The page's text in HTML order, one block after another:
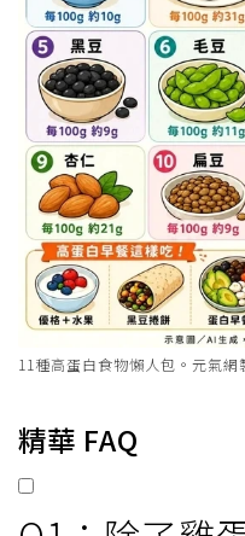
11種高蛋白食物懶人包。元氣網
精華 FAQ